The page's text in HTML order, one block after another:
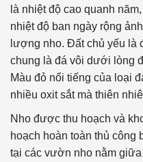
là nhiệt độ cao quanh
nhiệt độ ban ngày rộng
lượng nho. Đất chủ yếu là
chung là đá vôi dưới lòng
Màu đỏ nổi tiếng của loại
nhiều oxit sắt mà thiên
Nho được thu hoạch và
hoạch hoàn toàn thủ công
tại các vườn nho nằm